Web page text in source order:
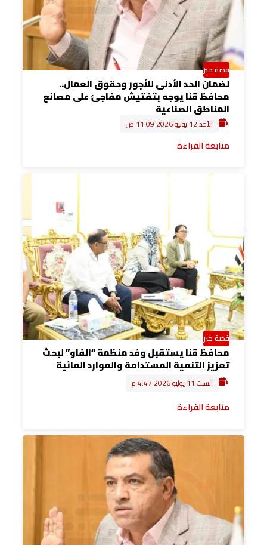
قصة خبر
لضمان الحد الأدنى للأجور وحقوق العمال..
محافظ قنا يوجه بتفتيش مفاجئ على مصانع
المناطق الصناعية
الأحد 12 يوليو 2026 11:09 ص
متابعة القراءة
قصة خبر
محافظ قنا يستقبل وفد منظمة “الفاو” لبحث
تعزيز التنمية المستدامة والموارد المائية
السبت 11 يوليو 2026 4:47 م
متابعة القراءة